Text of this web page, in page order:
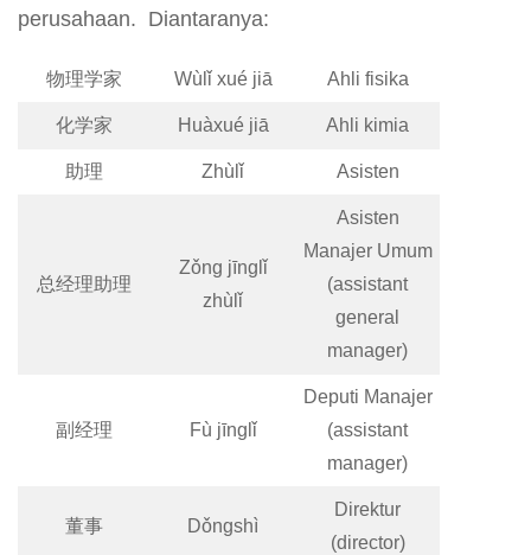
perusahaan. Diantaranya:
物理学家 Wùlǐ xué jiā Ahli fisika
化学家 Huàxué jiā Ahli kimia
助理 Zhùlǐ Asisten
总经理助理
Zǒng jīnglǐ
zhùlǐ
Asisten
Manajer Umum
(assistant
general
manager)
副经理 Fù jīnglǐ
Deputi Manajer
(assistant
manager)
董事 Dǒngshì
Direktur
(director)